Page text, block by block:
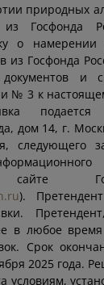
природных
Госфонда
о намерении
из Госфонда
документов и
№ 3 к
дом 14, г.
сайте
).
в любое
Срок
2025 года.
условиям,